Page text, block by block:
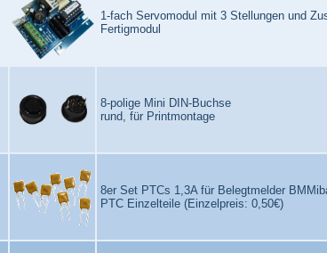
1-fach Servomodul mit 3 Stellungen und
Fertigmodul
8-polige Mini DIN-Buchse
rund, für Printmontage
8er Set PTCs 1,3A für Belegtmelder
PTC Einzelteile (Einzelpreis: 0,50€)